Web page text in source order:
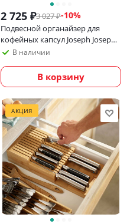
2 725 ₽3 027₽-10%
Подвесной органайзер для
кофейных капсул Joseph Joseph
CupboardStore
В наличии
В корзину
АКЦИЯ